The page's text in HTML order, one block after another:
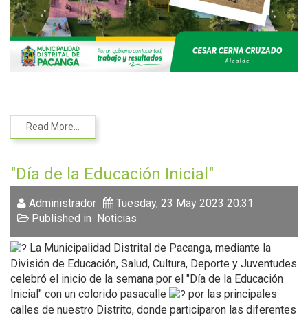
Read More...
"Día de la Educación Inicial"
Administrador
Tuesday, 23 May 2023 20:31
Published in Noticias
La Municipalidad Distrital de Pacanga, mediante la
División de Educación, Salud, Cultura, Deporte y Juventudes
celebró el inicio de la semana por el "Día de la Educación
Inicial" con un colorido pasacalle
por las principales
calles de nuestro Distrito, donde participaron las diferentes